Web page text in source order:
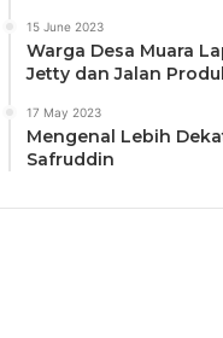
15 June 2023
Warga Desa Muara
Jetty dan Jalan
17 May 2023
Mengenal Lebih
Safruddin